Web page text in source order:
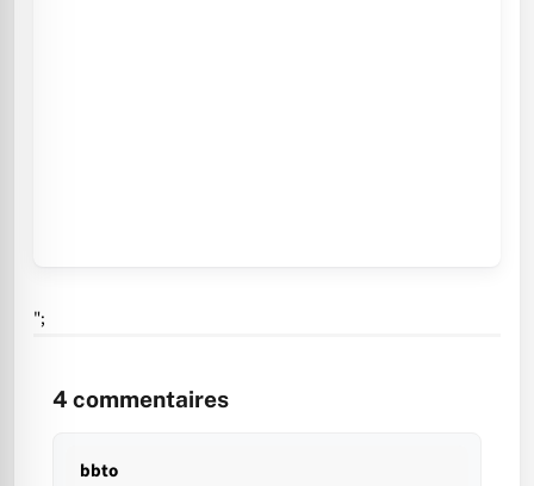
";
4 commentaires
bbto